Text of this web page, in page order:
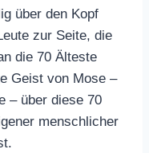
über den Kopf
zur Seite, die
die 70 Älteste
Geist von Mose –
– über diese 70
menschlicher